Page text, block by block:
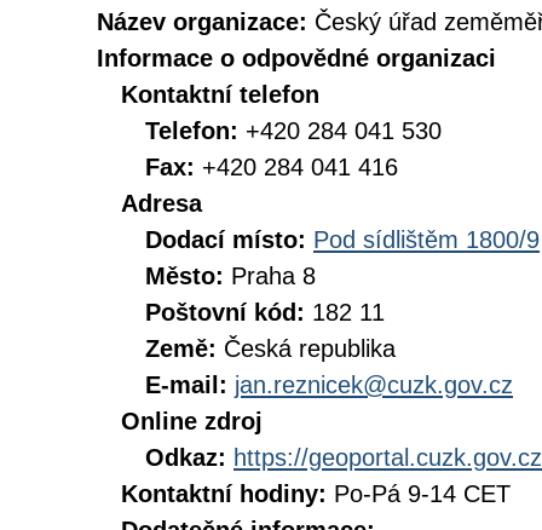
Název organizace: Český úřad
Informace o odpovědné organizaci
Kontaktní telefon
Telefon: +420 284 041 530
Fax: +420 284 041 416
Adresa
Dodací místo: Pod sídlištěm 1800/9
Město: Praha 8
Poštovní kód: 182 11
Země: Česká republika
E-mail: jan.reznicek@cuzk.gov.cz
Online zdroj
Odkaz: https://geoportal.cuzk.gov.cz
Kontaktní hodiny: Po-Pá 9-14 CET